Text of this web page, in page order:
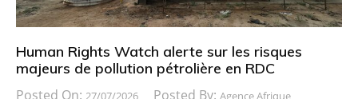
Human Rights Watch alerte sur les risques
majeurs de pollution pétrolière en RDC
Posted On: Posted By: